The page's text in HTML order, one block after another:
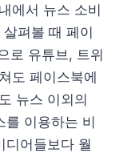
에서 뉴스 소비
펴볼 때 페이
로 유튜브, 트위
도 페이스북에
뉴스 이외의
를 이용하는 비
디어들보다 월